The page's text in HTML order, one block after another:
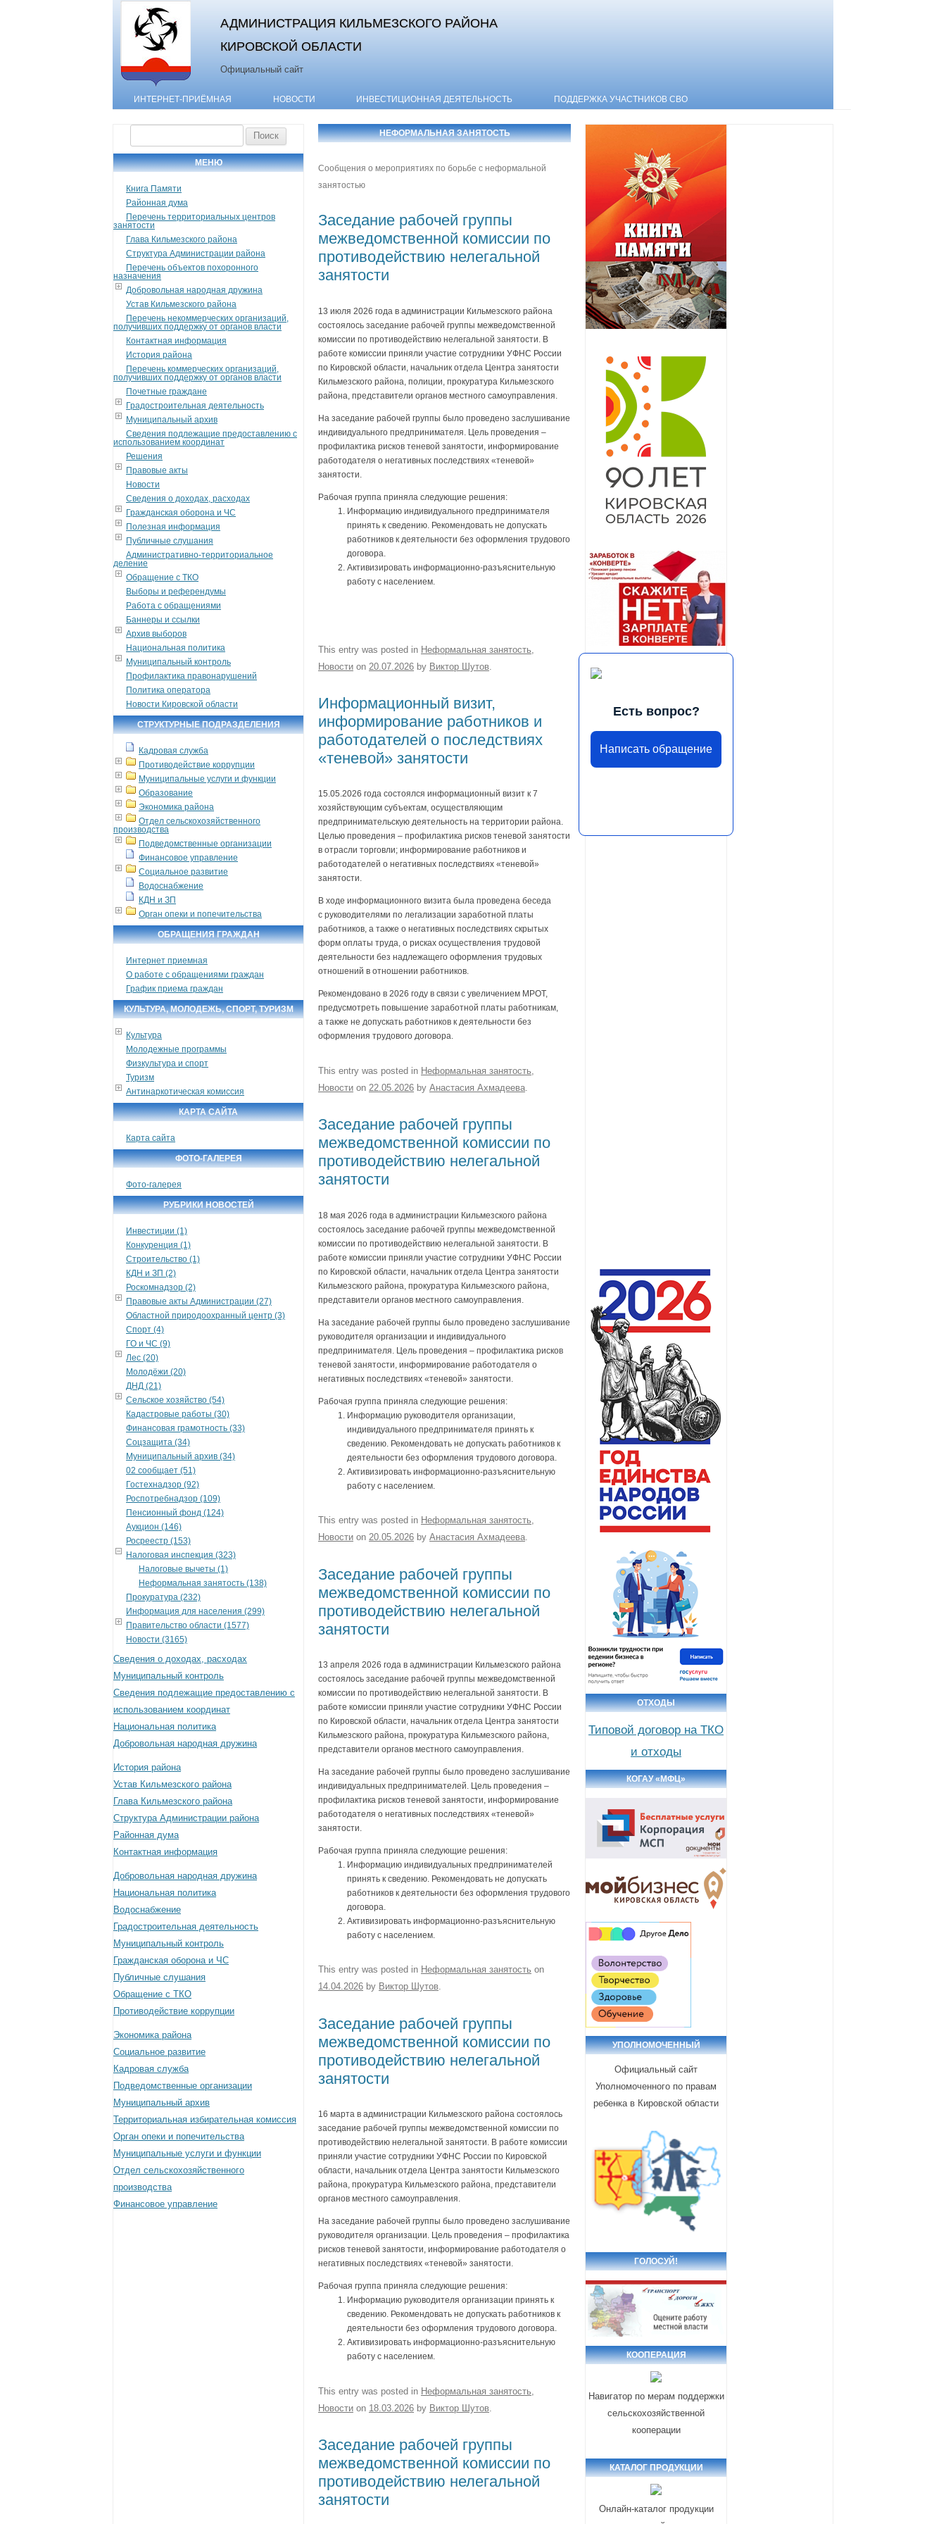
АДМИНИСТРАЦИЯ КИЛЬМЕЗСКОГО РАЙОНА
КИРОВСКОЙ ОБЛАСТИ
Официальный сайт
Skip to content
ИНТЕРНЕТ-ПРИЁМНАЯ НОВОСТИ ИНВЕСТИЦИОННАЯ ДЕЯТЕЛЬНОСТЬ ПОДДЕРЖКА УЧАСТНИКОВ СВО
МЕНЮ
Книга Памяти
Районная дума
Перечень территориальных центров
занятости
Глава Кильмезского района
Структура Администрации района
Перечень объектов похоронного
назначения
Добровольная народная дружина
Устав Кильмезского района
Перечень некоммерческих организаций,
получивших поддержку от органов власти
Контактная информация
История района
Перечень коммерческих организаций,
получивших поддержку от органов власти
Почетные граждане
Градостроительная деятельность
Муниципальный архив
Сведения подлежащие предоставлению с
использованием координат
Решения
Правовые акты
Новости
Сведения о доходах, расходах
Гражданская оборона и ЧС
Полезная информация
Публичные слушания
Административно-территориальное
деление
Обращение с ТКО
Выборы и референдумы
Работа с обращениями
Баннеры и ссылки
Архив выборов
Национальная политика
Муниципальный контроль
Профилактика правонарушений
Политика оператора
Новости Кировской области
СТРУКТУРНЫЕ ПОДРАЗДЕЛЕНИЯ
Кадровая служба
Противодействие коррупции
Муниципальные услуги и функции
Образование
Экономика района
Отдел сельскохозяйственного
производства
Подведомственные организации
Финансовое управление
Социальное развитие
Водоснабжение
КДН и ЗП
Орган опеки и попечительства
ОБРАЩЕНИЯ ГРАЖДАН
Интернет приемная
О работе с обращениями граждан
График приема граждан
КУЛЬТУРА, МОЛОДЕЖЬ, СПОРТ, ТУРИЗМ
Культура
Молодежные программы
Физкультура и спорт
Туризм
Антинаркотическая комиссия
КАРТА САЙТА
Карта сайта
ФОТО-ГАЛЕРЕЯ
Фото-галерея
РУБРИКИ НОВОСТЕЙ
Инвестиции (1)
Конкуренция (1)
Строительство (1)
КДН и ЗП (2)
Роскомнадзор (2)
Правовые акты Администрации (27)
Областной природоохранный центр (3)
Спорт (4)
ГО и ЧС (9)
Лес (20)
Молодёжи (20)
ДНД (21)
Сельское хозяйство (54)
Кадастровые работы (30)
Финансовая грамотность (33)
Соцзащита (34)
Муниципальный архив (34)
02 сообщает (51)
Гостехнадзор (92)
Роспотребнадзор (109)
Пенсионный фонд (124)
Аукцион (146)
Росреестр (153)
Налоговая инспекция (323)
Налоговые вычеты (1)
Неформальная занятость (138)
Прокуратура (232)
Информация для населения (299)
Правительство области (1577)
Новости (3165)
Сведения о доходах, расходах
Муниципальный контроль
Сведения подлежащие предоставлению с
использованием координат
Национальная политика
Добровольная народная дружина
История района
Устав Кильмезского района
Глава Кильмезского района
Структура Администрации района
Районная дума
Контактная информация
Добровольная народная дружина
Национальная политика
Водоснабжение
Градостроительная деятельность
Муниципальный контроль
Гражданская оборона и ЧС
Публичные слушания
Обращение с ТКО
Противодействие коррупции
Экономика района
Социальное развитие
Кадровая служба
Подведомственные организации
Муниципальный архив
Территориальная избирательная комиссия
Орган опеки и попечительства
Муниципальные услуги и функции
Отдел сельскохозяйственного
производства
Финансовое управление
НЕФОРМАЛЬНАЯ ЗАНЯТОСТЬ
Сообщения о мероприятиях по борьбе с неформальной
занятостью
Заседание рабочей группы
межведомственной комиссии по
противодействию нелегальной
занятости
13 июля 2026 года в администрации Кильмезского района
состоялось заседание рабочей группы межведомственной
комиссии по противодействию нелегальной занятости. В
работе комиссии приняли участие сотрудники УФНС России
по Кировской области, начальник отдела Центра занятости
Кильмезского района, полиции, прокуратура Кильмезского
района, представители органов местного самоуправления.
На заседание рабочей группы было проведено заслушивание
индивидуального предпринимателя. Цель проведения –
профилактика рисков теневой занятости, информирование
работодателя о негативных последствиях «теневой»
занятости.
Рабочая группа приняла следующие решения:
Информацию индивидуального предпринимателя
принять к сведению. Рекомендовать не допускать
работников к деятельности без оформления трудового
договора.
Активизировать информационно-разъяснительную
работу с населением.
This entry was posted in Неформальная занятость
Новости on 20.07.2026 by Виктор Шутов
Информационный визит,
информирование работников и
работодателей о последствиях
«теневой» занятости
15.05.2026 года состоялся информационный визит к 7
хозяйствующим субъектам, осуществляющим
предпринимательскую деятельность на территории района.
Целью проведения – профилактика рисков теневой занятости
в отрасли торговли; информирование работников и
работодателей о негативных последствиях «теневой»
занятости.
В ходе информационного визита была проведена беседа
с руководителями по легализации заработной платы
работников, а также о негативных последствиях скрытых
форм оплаты труда, о рисках осуществления трудовой
деятельности без надлежащего оформления трудовых
отношений в отношении работников.
Рекомендовано в 2026 году в связи с увеличением МРОТ,
предусмотреть повышение заработной платы работникам,
а также не допускать работников к деятельности без
оформления трудового договора.
This entry was posted in Неформальная занятость
Новости on 22.05.2026 by Анастасия Ахмадеева
Заседание рабочей группы
межведомственной комиссии по
противодействию нелегальной
занятости
18 мая 2026 года в администрации Кильмезского района
состоялось заседание рабочей группы межведомственной
комиссии по противодействию нелегальной занятости. В
работе комиссии приняли участие сотрудники УФНС России
по Кировской области, начальник отдела Центра занятости
Кильмезского района, прокуратура Кильмезского района,
представители органов местного самоуправления.
На заседание рабочей группы было проведено заслушивание
руководителя организации и индивидуального
предпринимателя. Цель проведения – профилактика рисков
теневой занятости, информирование работодателя о
негативных последствиях «теневой» занятости.
Рабочая группа приняла следующие решения:
Информацию руководителя организации,
индивидуального предпринимателя принять к
сведению. Рекомендовать не допускать работников к
деятельности без оформления трудового договора.
Активизировать информационно-разъяснительную
работу с населением.
This entry was posted in Неформальная занятость,
Новости on 20.05.2026 by Анастасия Ахмадеева.
Заседание рабочей группы
межведомственной комиссии по
противодействию нелегальной
занятости
13 апреля 2026 года в администрации Кильмезского района
состоялось заседание рабочей группы межведомственной
комиссии по противодействию нелегальной занятости. В
работе комиссии приняли участие сотрудники УФНС России
по Кировской области, начальник отдела Центра занятости
Кильмезского района, прокуратура Кильмезского района,
представители органов местного самоуправления.
На заседание рабочей группы было проведено заслушивание
индивидуальных предпринимателей. Цель проведения –
профилактика рисков теневой занятости, информирование
работодателя о негативных последствиях «теневой»
занятости.
Рабочая группа приняла следующие решения:
Информацию индивидуальных предпринимателей
принять к сведению. Рекомендовать не допускать
работников к деятельности без оформления трудового
договора.
Активизировать информационно-разъяснительную
работу с населением.
This entry was posted in Неформальная занятость on
14.04.2026 by Виктор Шутов.
Заседание рабочей группы
межведомственной комиссии по
противодействию нелегальной
занятости
16 марта в администрации Кильмезского района состоялось
заседание рабочей группы межведомственной комиссии по
противодействию нелегальной занятости. В работе комиссии
приняли участие сотрудники УФНС России по Кировской
области, начальник отдела Центра занятости Кильмезского
района, прокуратура Кильмезского района, представители
органов местного самоуправления.
На заседание рабочей группы было проведено заслушивание
руководителя организации. Цель проведения – профилактика
рисков теневой занятости, информирование работодателя о
негативных последствиях «теневой» занятости.
Рабочая группа приняла следующие решения:
Информацию руководителя организации принять к
сведению. Рекомендовать не допускать работников к
деятельности без оформления трудового договора.
Активизировать информационно-разъяснительную
работу с населением.
This entry was posted in Неформальная занятость
Новости on 18.03.2026 by Виктор Шутов
Заседание рабочей группы
межведомственной комиссии по
противодействию нелегальной
занятости
Есть вопрос?
Написать обращение
ОТХОДЫ
Типовой договор на ТКО
и отходы
КОГАУ «МФЦ»
УПОЛНОМОЧЕННЫЙ
Официальный сайт
Уполномоченного по правам
ребенка в Кировской области
ГОЛОСУЙ!
КООПЕРАЦИЯ
Навигатор по мерам поддержки
сельскохозяйственной
кооперации
КАТАЛОГ ПРОДУКЦИИ
Онлайн-каталог продукции